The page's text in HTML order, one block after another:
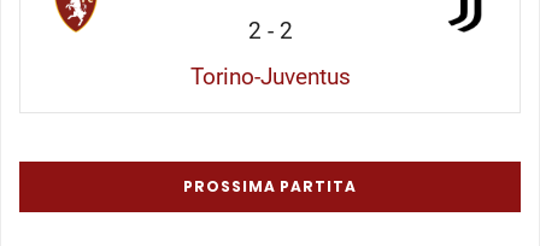
2 - 2
Torino-Juventus
PROSSIMA PARTITA